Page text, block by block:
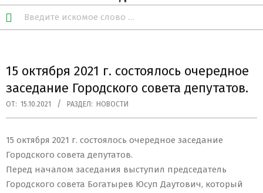
15 октября 2021 г. состоялось очередное
заседание Городского совета депутатов.
ОТ: 15.10.2021 РАЗДЕЛ: НОВОСТИ
15 октября 2021 г. состоялось очередное заседание
Городского совета депутатов.
Перед началом заседания выступил председатель
Городского совета Богатырев Юсуп Даутович, который